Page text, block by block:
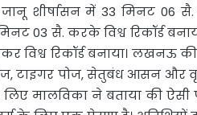
जानू शीर्षासन में 33 मिनट 06
03 सै. करके विश्व रिकॉर्ड
विश्व रिकॉर्ड बनाया। लखनऊ
टाइगर पोज, सेतुबंध आसन और
मालविका ने बताया की ऐसी